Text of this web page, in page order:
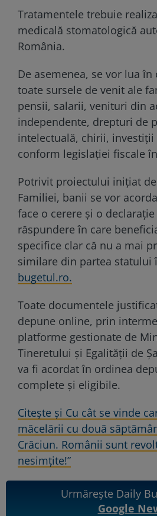
Tratamentele trebuie
medicală stomatologică
România.
De asemenea, se vor lua în
toate sursele de venit ale
pensii, salarii, venituri din
independente, drepturi de
intelectuală, chirii, investiții
conform legislației fiscale
Potrivit proiectului inițiat
Familiei, banii se vor
face o cerere și o
răspundere în care
specifice clar că nu a mai
similare din partea statului
bugetul.ro.
Toate documentele
depune online, prin
platforme gestionate de
Tineretului și Egalității de
va fi acordat în ordinea
complete și eligibile.
Citește și Cu cât se vinde
măcelării cu două
Crăciun. Românii sunt
nesimțite!”
Urmărește Daily
Google